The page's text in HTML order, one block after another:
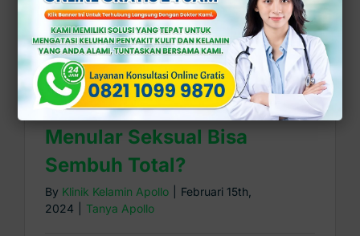
Apakah Semua Penyakit
Menular Seksual Bisa
Sembuh Total?
By Klinik Kelamin Apollo
Februari 15th,
2024
Tanya Apollo